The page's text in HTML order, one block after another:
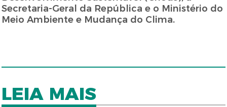
Secretaria-Geral da República e o Ministério do
Meio Ambiente e Mudança do Clima.
LEIA MAIS